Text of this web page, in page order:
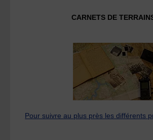
CARNETS DE
Pour suivre au plus près les différents